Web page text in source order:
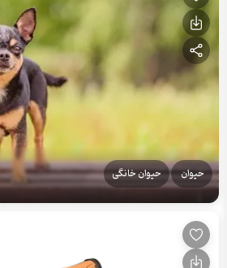
حیوان حیوان خانگی